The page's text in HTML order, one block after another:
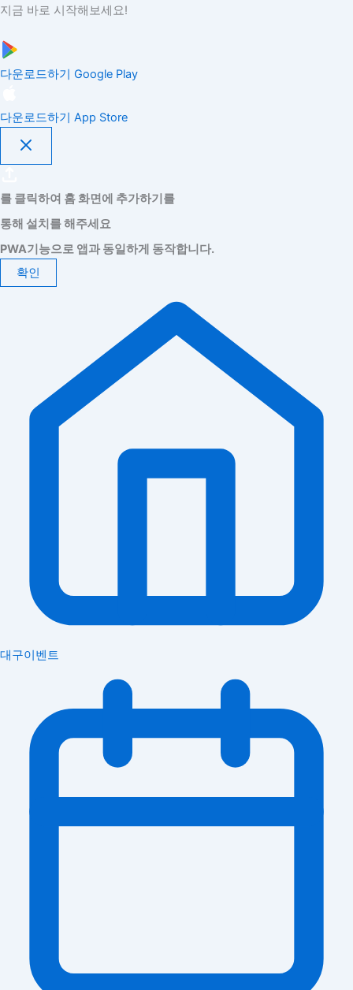
지금 바로 시작해보세요!
다운로드하기 Google Play
다운로드하기 App Store
를 클릭하여 홈 화면에 추가하기를
통해 설치를 해주세요
PWA기능으로 앱과 동일하게 동작합니다.
확인
대구이벤트